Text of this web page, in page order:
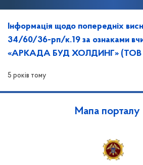
Інформація щодо попередніх
34/60/36-рп/к.19 за ознаками
«АРКАДА БУД ХОЛДИНГ» (ТОВ
5 років тому
Мапа порталу